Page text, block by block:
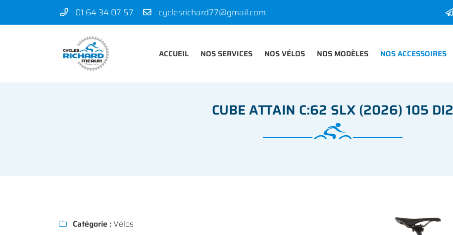
01 64 34 07 57
ACCUEIL NOS SERVICES NOS VÉLOS NOS MODÈLES NOS ACCESSOIRES
50 rue des Madeleines
77100 Mareuil-lès-Meaux
01 64 34 07 57
Recopier le code ci-contre
CUBE ATTAIN C:62 SLX (2026) 105 DI2
 Catégorie :Vélos